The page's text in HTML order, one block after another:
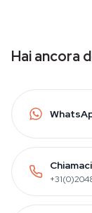
Hai ancora
Chiamaci